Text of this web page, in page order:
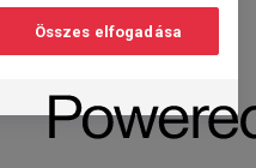
Összes elfogadása